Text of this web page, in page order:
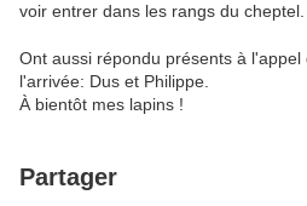
voir entrer dans les rangs du cheptel.
Ont aussi répondu présents à
l'arrivée: Dus et Philippe.
À bientôt mes lapins !
Partager